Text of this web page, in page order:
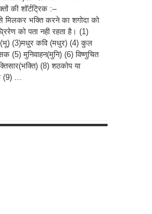
की शॉर्टट्रिक :–
मिलकर भक्ति करने का शगोदा को
को पता नही रहता है। (1)
(भू) (3)मधुर कवि (मधुर) (4) कुल
(5) मुनिवाहन(मुनि) (6) विष्णुचित
(8) शठकोप या
(9) ...